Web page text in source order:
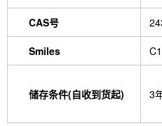
CAS号
Smiles
储存条件(自收到货起) 3